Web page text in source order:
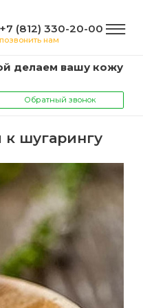
+7 (812) 330-20-00
позвонить нам
делаем вашу кожу
Обратный звонок
к шугарингу